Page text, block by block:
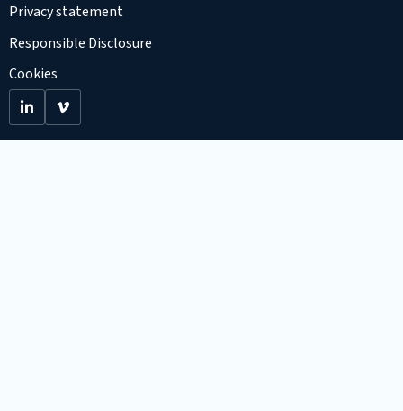
Privacy statement
Responsible Disclosure
Cookies
Go
to
Go
to